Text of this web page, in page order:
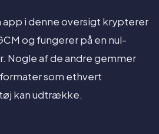
app i denne oversigt krypterer
og fungerer på en nul-
Nogle af de andre gemmer
som ethvert
kan udtrække.